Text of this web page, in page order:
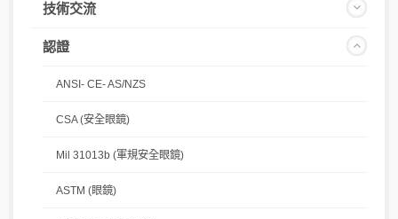
技術交流
認證
ANSI- CE- AS/NZS
CSA (安全眼鏡)
Mil 31013b (軍規安全眼鏡)
ASTM (眼鏡)